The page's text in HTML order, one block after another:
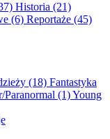
Historia (21)
(6) Reportaże (45)
(18) Fantastyka
Paranormal (1)Young